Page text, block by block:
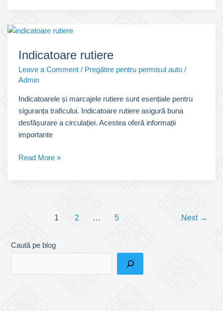
Indicatoare rutiere
Leave a Comment / Pregătire pentru permisul auto /
Admin
Indicatoarele și marcajele rutiere sunt esențiale pentru
siguranța traficului. Indicatoare rutiere asigură buna
desfășurare a circulației. Acestea oferă informații
importante
Indicatoare
Read More »
1 2 … 5 Next →
Caută pe blog